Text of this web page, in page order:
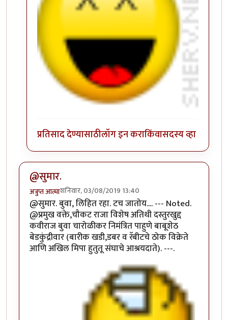
प्रतिसाद देण्यासाठीलॉग इन कराकिंवासदस्य व्हा
@सुमार.
अत्रुप्त आत्माशनिवार, 03/08/2019 13:40
@सुमार. बुवा, लिहित रहा. टच जातोय.... --- Noted.
@प्रमुख वक्ते,चौकट राजा विशेष अतिथी दस्तुरखुद्द
कवीराज बुवा चारोळीकर निमंत्रित पाहुणे बाबूशेठ
बेडकुंद्रीवार (बारीक खडी,डबर व रॅबीटचे ठोक विक्रेते
आणि अखिल मिपा हुतुतू संघाचे आश्रयदाते). ---.